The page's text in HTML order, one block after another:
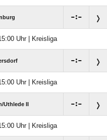
:
Uhr | Kreisliga
:
Uhr | Kreisliga
​Uthlede II :
Uhr | Kreisliga